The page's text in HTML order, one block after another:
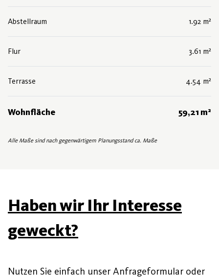
Abstellraum 1.92 m²
Flur 3.61 m²
Terrasse 4.54 m²
Wohnfläche 59,21 m²
Alle Maße sind nach gegenwärtigem Planungsstand ca. Maße
Haben wir Ihr Interesse
geweckt?
Nutzen Sie einfach unser Anfrageformular oder